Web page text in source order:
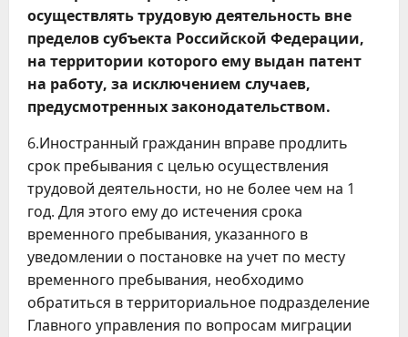
осуществлять трудовую деятельность вне
пределов субъекта Российской Федерации,
на территории которого ему выдан патент
на работу, за исключением случаев,
предусмотренных законодательством.
6.Иностранный гражданин вправе продлить
срок пребывания с целью осуществления
трудовой деятельности, но не более чем на 1
год. Для этого ему до истечения срока
временного пребывания, указанного в
уведомлении о постановке на учет по месту
временного пребывания, необходимо
обратиться в территориальное подразделение
Главного управления по вопросам миграции